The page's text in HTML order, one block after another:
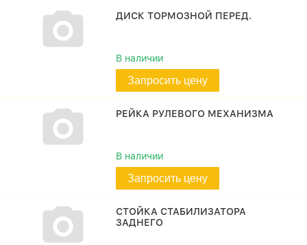
ДИСК ТОРМОЗНОЙ ПЕРЕД.
В наличии
Запросить цену
РЕЙКА РУЛЕВОГО МЕХАНИЗМА
В наличии
Запросить цену
СТОЙКА СТАБИЛИЗАТОРА
ЗАДНЕГО